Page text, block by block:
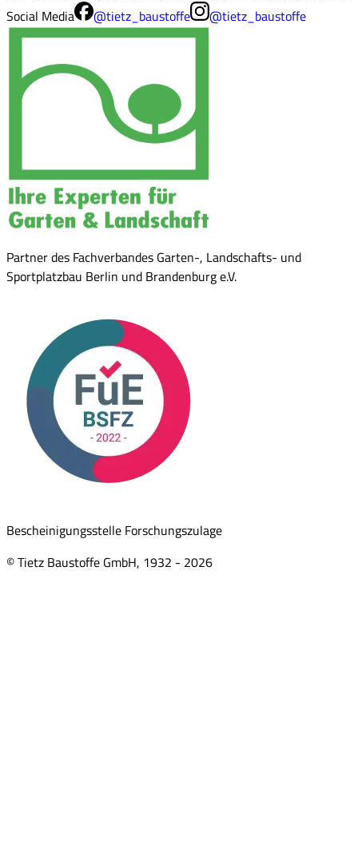
Social Media
@tietz_baustoffe @tietz_baustoffe
Partner des Fachverbandes Garten-, Landschafts- und
Sportplatzbau Berlin und Brandenburg e.V.
Bescheinigungsstelle Forschungszulage
© Tietz Baustoffe GmbH, 1932 - 2026